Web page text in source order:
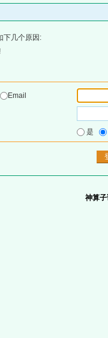
下几个原因:
Email
是
神算